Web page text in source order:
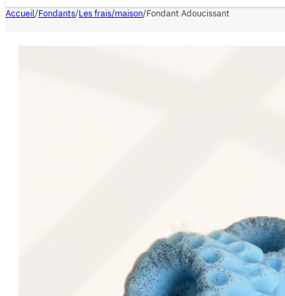
Accueil/Fondants/Les frais/maison/Fondant Adoucissant